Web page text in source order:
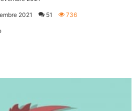
2021 51 736